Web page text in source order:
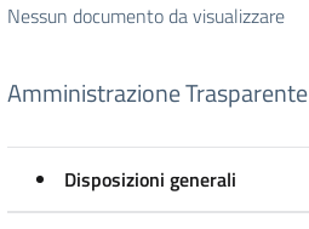
Nessun documento da visualizzare
Amministrazione Trasparente
Disposizioni generali